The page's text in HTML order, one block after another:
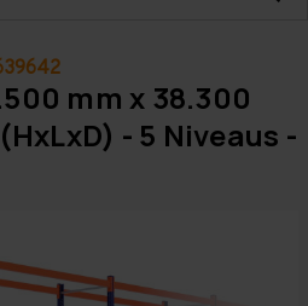
mm x 38.300
- 5 Niveaus -